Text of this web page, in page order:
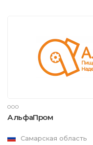
ООО
АльфаПром
Самарская область